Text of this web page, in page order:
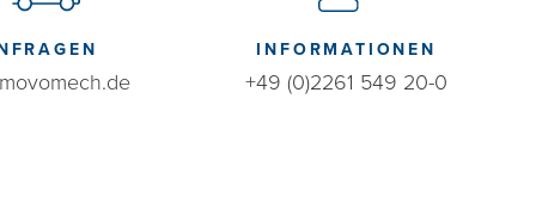
INFORMATIONEN
+49 (0)2261 549 20-0